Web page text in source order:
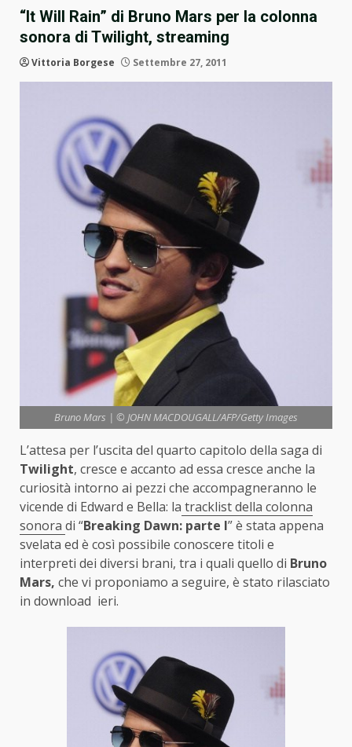
“It Will Rain” di Bruno Mars per la colonna
sonora di Twilight, streaming
Vittoria Borgese Settembre 27, 2011
Bruno Mars | © JOHN MACDOUGALL/AFP/Getty Images
L’attesa per l’uscita del quarto capitolo della saga di
Twilight, cresce e accanto ad essa cresce anche la
curiosità intorno ai pezzi che accompagneranno le
vicende di Edward e Bella: la tracklist della colonna
sonora di “Breaking Dawn: parte I” è stata appena
svelata ed è così possibile conoscere titoli e
interpreti dei diversi brani, tra i quali quello di Bruno
Mars, che vi proponiamo a seguire, è stato rilasciato
in download ieri.